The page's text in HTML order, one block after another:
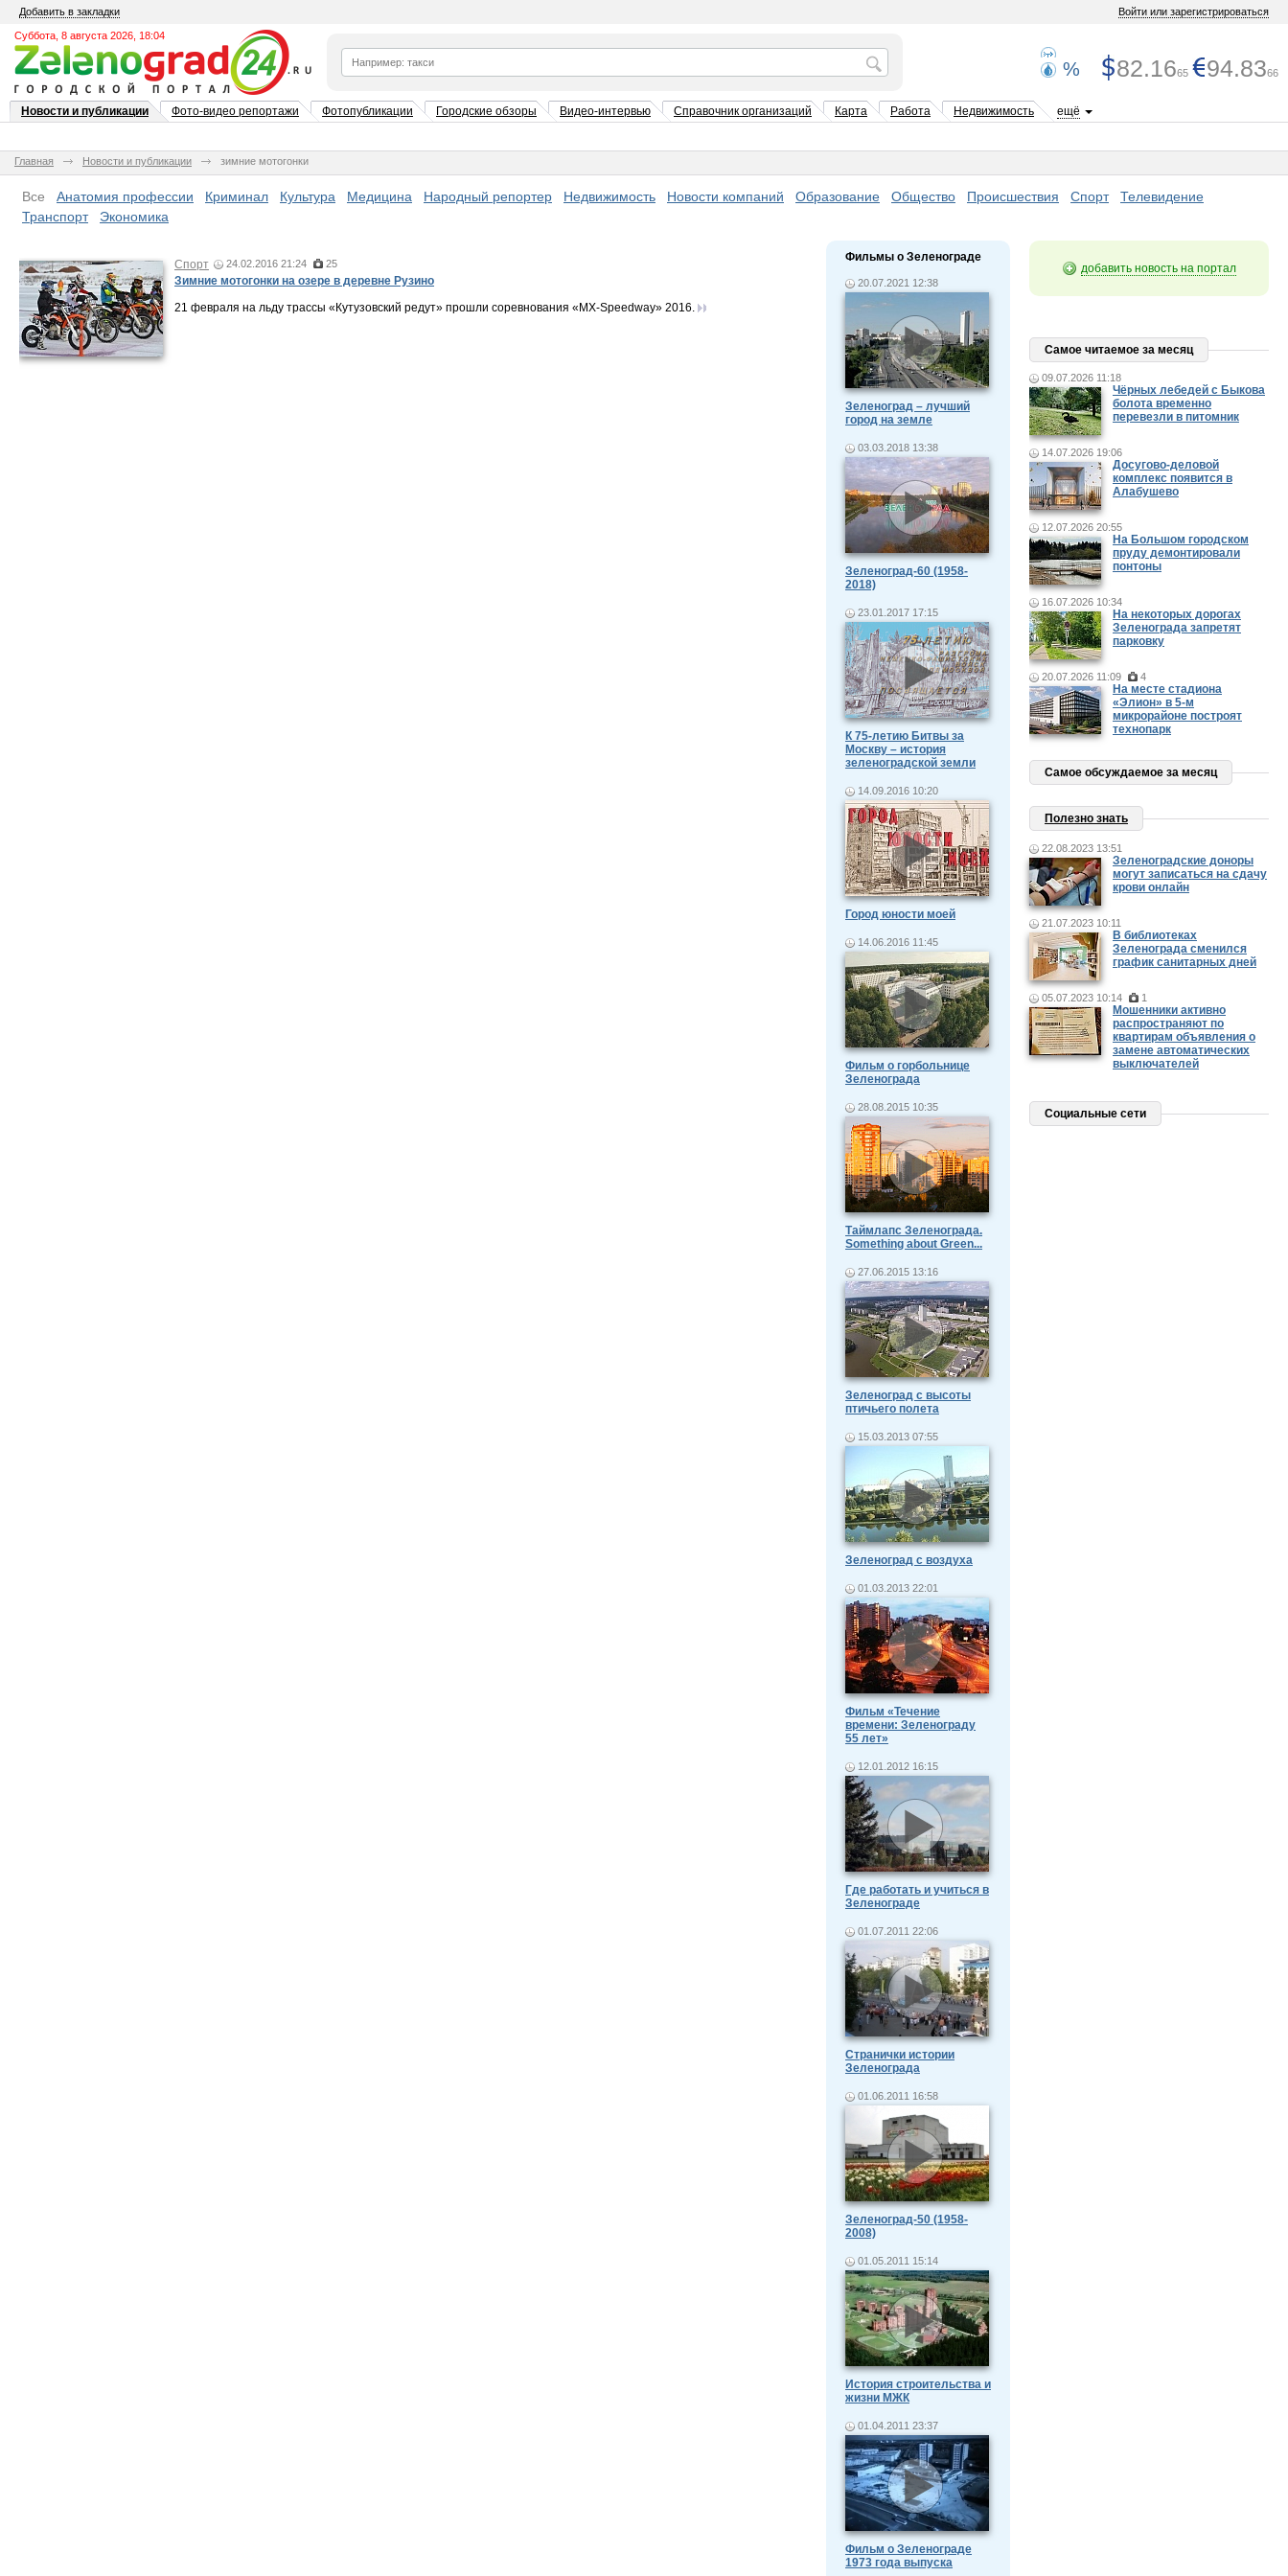
Добавить в закладки Войти или зарегистрироваться
Суббота, 8 августа 2026, 18:04
% 82.1665 94.8366
Новости и публикации Фото-видео репортажи Фотопубликации Городские обзоры Видео-интервью Справочник организаций Карта Работа Недвижимость ещё
Главная Новости и публикации зимние мотогонки
Все Анатомия профессии Криминал Культура Медицина Народный репортер Недвижимость Новости компаний Образование Общество Происшествия Спорт
Телевидение
Транспорт
Экономика
Спорт 24.02.2016 21:24 25
Зимние мотогонки на озере в деревне Рузино
21 февраля на льду трассы «Кутузовский редут» прошли соревнования «MX-Speedway» 2016.
Фильмы о Зеленограде
20.07.2021 12:38
Зеленоград – лучший
город на земле
03.03.2018 13:38
Зеленоград-60 (1958-
2018)
23.01.2017 17:15
К 75-летию Битвы за
Москву – история
зеленоградской земли
14.09.2016 10:20
Город юности моей
14.06.2016 11:45
Фильм о горбольнице
Зеленограда
28.08.2015 10:35
Таймлапс Зеленограда.
Something about Green...
27.06.2015 13:16
Зеленоград с высоты
птичьего полета
15.03.2013 07:55
Зеленоград с воздуха
01.03.2013 22:01
Фильм «Течение
времени: Зеленограду
55 лет»
12.01.2012 16:15
Где работать и учиться в
Зеленограде
01.07.2011 22:06
Странички истории
Зеленограда
01.06.2011 16:58
Зеленоград-50 (1958-
2008)
01.05.2011 15:14
История строительства и
жизни МЖК
01.04.2011 23:37
Фильм о Зеленограде
1973 года выпуска
добавить новость на портал
Самое читаемое за месяц
09.07.2026 11:18
Чёрных лебедей с Быкова
болота временно
перевезли в питомник
14.07.2026 19:06
Досугово-деловой
комплекс появится в
Алабушево
12.07.2026 20:55
На Большом городском
пруду демонтировали
понтоны
16.07.2026 10:34
На некоторых дорогах
Зеленограда запретят
парковку
20.07.2026 11:09 4
На месте стадиона
«Элион» в 5-м
микрорайоне построят
технопарк
Самое обсуждаемое за месяц
Полезно знать
22.08.2023 13:51
Зеленоградские доноры
могут записаться на сдачу
крови онлайн
21.07.2023 10:11
В библиотеках
Зеленограда сменился
график санитарных дней
05.07.2023 10:14 1
Мошенники активно
распространяют по
квартирам объявления о
замене автоматических
выключателей
Социальные сети